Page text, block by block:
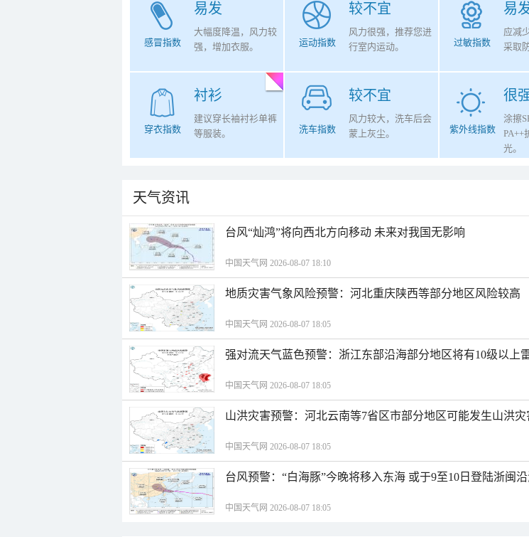
易发
感冒指数
大幅度降温，风力较
强，增加衣服。
较不宜
运动指数
风力很强，推荐您进
行室内运动。
易
过敏指数
应减
采取
衬衫
穿衣指数
建议穿长袖衬衫单裤
等服装。
较不宜
洗车指数
风力较大，洗车后会
蒙上灰尘。
很
紫外线指数
涂擦
PA++
光。
天气资讯
台风“灿鸿”将向西北方向移动 未来对我国无影响
中国天气网 2026-08-07 18:10
地质灾害气象风险预警：河北重庆陕西等部分地区风险较高
中国天气网 2026-08-07 18:05
强对流天气蓝色预警：浙江东部沿海部分地区将有10级以上
中国天气网 2026-08-07 18:05
山洪灾害预警：河北云南等7省区市部分地区可能发生山洪灾
中国天气网 2026-08-07 18:05
台风预警：“白海豚”今晚将移入东海 或于9至10日登陆浙闽
中国天气网 2026-08-07 18:05